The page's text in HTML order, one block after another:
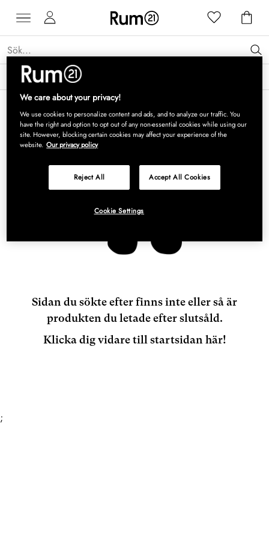
Få 15 % rabatt på Grythyttan Stålmöbler* →
Sidan du sökte efter finns inte eller så är
produkten du letade efter slutsåld.
Klicka dig vidare till startsidan här!
;
We care about your privacy!
We use cookies to personalize content and ads, and to analyze our traffic. You
have the right and option to opt out of any non-essential cookies while using our
site. However, blocking certain cookies may affect your experience of the
website. Our privacy policy
Reject All Accept All Cookies
Cookie Settings